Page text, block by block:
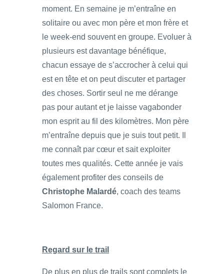
moment. En semaine je m’entraîne en
solitaire ou avec mon père et mon frère et
le week-end souvent en groupe. Evoluer à
plusieurs est davantage bénéfique,
chacun essaye de s’accrocher à celui qui
est en tête et on peut discuter et partager
des choses. Sortir seul ne me dérange
pas pour autant et je laisse vagabonder
mon esprit au fil des kilomètres. Mon père
m’entraîne depuis que je suis tout petit. Il
me connaît par cœur et sait exploiter
toutes mes qualités. Cette année je vais
également profiter des conseils de
Christophe Malardé, coach des teams
Salomon France.
Regard sur le trail
De plus en plus de trails sont complets le